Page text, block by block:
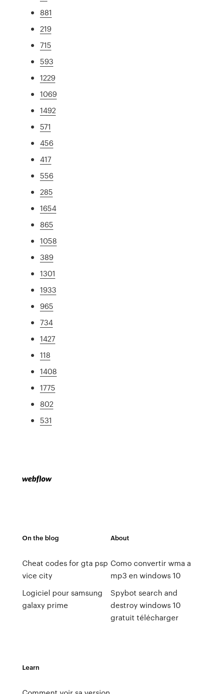
881
219
715
593
1229
1069
1492
571
456
417
556
285
1654
865
1058
389
1301
1933
965
734
1427
118
1408
1775
802
531
On the blog
Cheat codes for gta psp
vice city
Logiciel pour samsung
galaxy prime
About
Como convertir wma a
mp3 en windows 10
Spybot search and
destroy windows 10
gratuit télécharger
Learn